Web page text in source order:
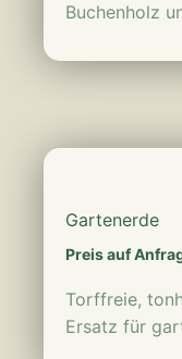
Buchenholz
Gartenerde
Preis auf
Torffreie,
Ersatz für